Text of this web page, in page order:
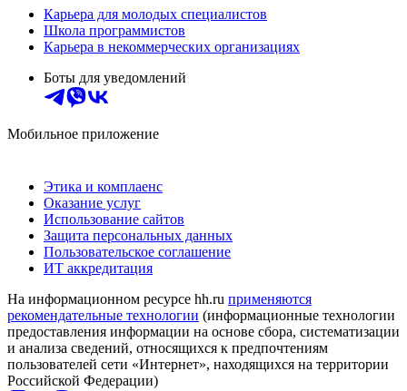
Карьера для молодых специалистов
Школа программистов
Карьера в некоммерческих организациях
Боты для уведомлений
Мобильное приложение
Этика и комплаенс
Оказание услуг
Использование сайтов
Защита персональных данных
Пользовательское соглашение
ИТ аккредитация
На информационном ресурсе hh.ru применяются
рекомендательные технологии (информационные технологии
предоставления информации на основе сбора, систематизации
и анализа сведений, относящихся к предпочтениям
пользователей сети «Интернет», находящихся на территории
Российской Федерации)